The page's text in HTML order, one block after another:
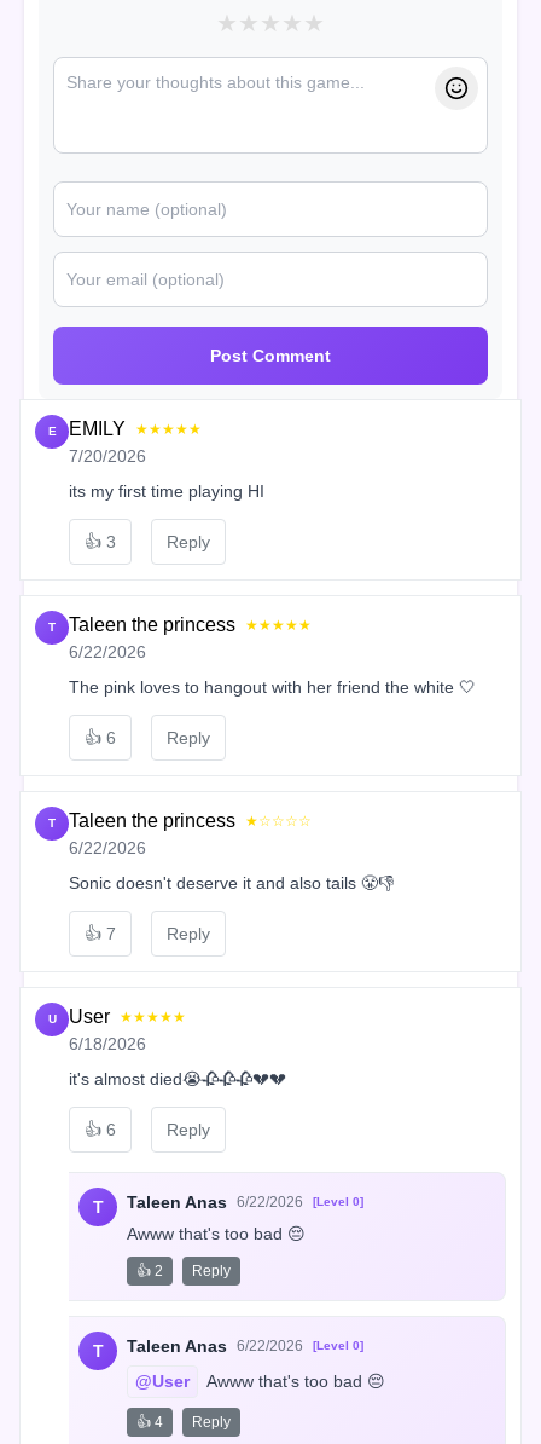
★ ★ ★ ★ ★
Post Comment
E EMILY ★★★★★
7/20/2026
its my first time playing HI
👍 3 Reply
T Taleen the princess ★★★★★
6/22/2026
The pink loves to hangout with her friend the white 🤍
👍 6 Reply
T Taleen the princess ★☆☆☆☆
6/22/2026
Sonic doesn't deserve it and also tails 😤👎
👍 7 Reply
U User ★★★★★
6/18/2026
it's almost died😭🥀🥀🥀💔💔
👍 6 Reply
T Taleen Anas 6/22/2026 [Level 0]
Awww that's too bad 😔
👍 2 Reply
T Taleen Anas 6/22/2026 [Level 0]
@User Awww that's too bad 😔
👍 4 Reply